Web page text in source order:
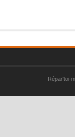
Répar'toi-